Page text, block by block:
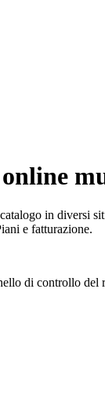
online
in diversi
e fatturazione.
di controllo